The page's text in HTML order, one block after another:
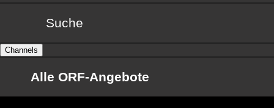
Suche
Channels
Alle ORF-Angebote